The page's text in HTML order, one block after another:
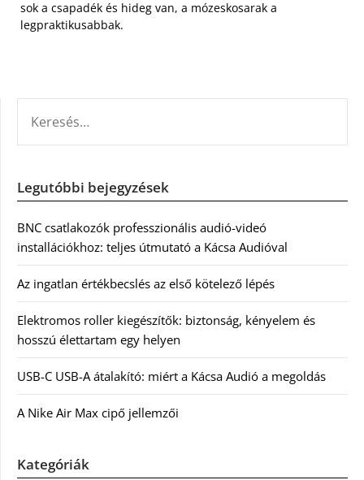
sok a csapadék és hideg van, a mózeskosarak a
legpraktikusabbak.
Legutóbbi bejegyzések
BNC csatlakozók professzionális audió-videó
installációkhoz: teljes útmutató a Kácsa Audióval
Az ingatlan értékbecslés az első kötelező lépés
Elektromos roller kiegészítők: biztonság, kényelem és
hosszú élettartam egy helyen
USB-C USB-A átalakító: miért a Kácsa Audió a megoldás
A Nike Air Max cipő jellemzői
Kategóriák